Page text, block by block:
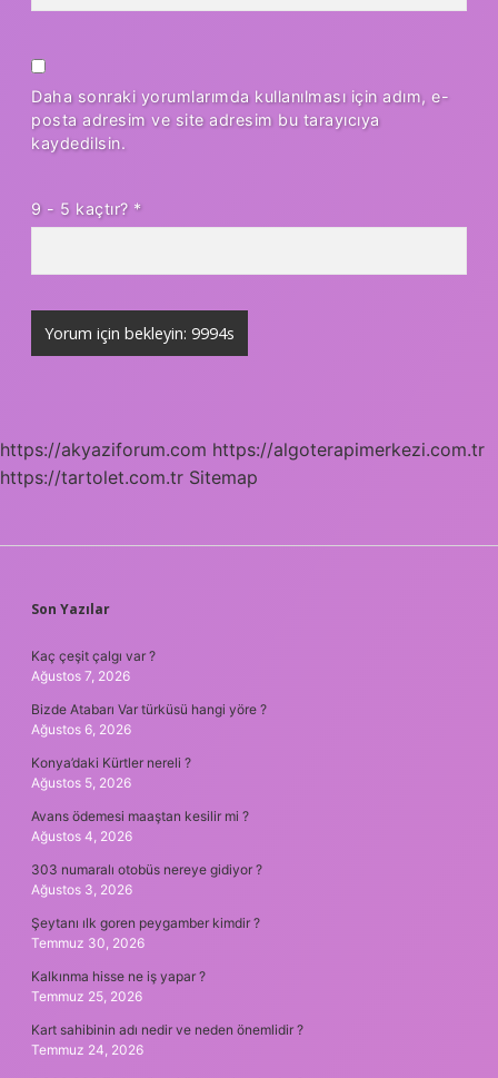
Daha sonraki yorumlarımda kullanılması için adım, e-
posta adresim ve site adresim bu tarayıcıya
kaydedilsin.
9 - 5 kaçtır? *
https://akyaziforum.com https://algoterapimerkezi.com.tr
https://tartolet.com.tr Sitemap
SIDEBAR
Son Yazılar
Kaç çeşit çalgı var ?
Ağustos 7, 2026
Bizde Atabarı Var türküsü hangi yöre ?
Ağustos 6, 2026
Konya’daki Kürtler nereli ?
Ağustos 5, 2026
Avans ödemesi maaştan kesilir mi ?
Ağustos 4, 2026
303 numaralı otobüs nereye gidiyor ?
Ağustos 3, 2026
Şeytanı ılk goren peygamber kimdir ?
Temmuz 30, 2026
Kalkınma hisse ne iş yapar ?
Temmuz 25, 2026
Kart sahibinin adı nedir ve neden önemlidir ?
Temmuz 24, 2026